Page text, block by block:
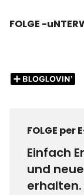
FOLGE -
FOLGE per
Einfach
und
erhalten.